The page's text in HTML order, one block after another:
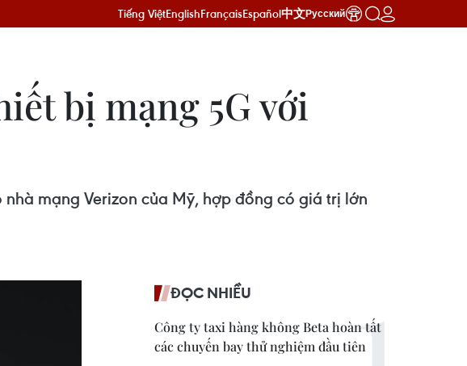
Tiếng ViệtEnglishFrançaisEspañol中文Русский
bị mạng 5G với
mạng Verizon của Mỹ, hợp đồng có giá trị lớn
ĐỌC NHIỀU
Công ty taxi hàng không Beta hoàn tất
các chuyến bay thử nghiệm đầu tiên